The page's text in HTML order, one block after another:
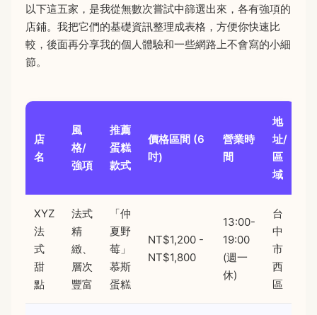
以下這五家，是我從無數次嘗試中篩選出來，各有強項的
店鋪。我把它們的基礎資訊整理成表格，方便你快速比
較，後面再分享我的個人體驗和一些網路上不會寫的小細
節。
店
名
風
格/
強項
推薦
蛋糕
款式
價格區間 (6
吋)
營業時
間
地
址/
區
域
XYZ
法
式
甜
點
法式
精
緻、
層次
豐富
「仲
夏野
莓」
慕斯
蛋糕
NT$1,200 -
NT$1,800
13:00-
19:00
(週一
休)
台
中
市
西
區